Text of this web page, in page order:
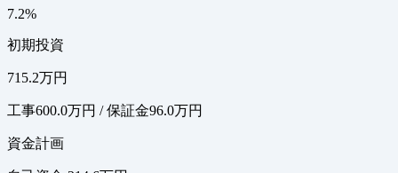
7.2%
初期投資
715.2万円
工事600.0万円 / 保証金96.0万円
資金計画